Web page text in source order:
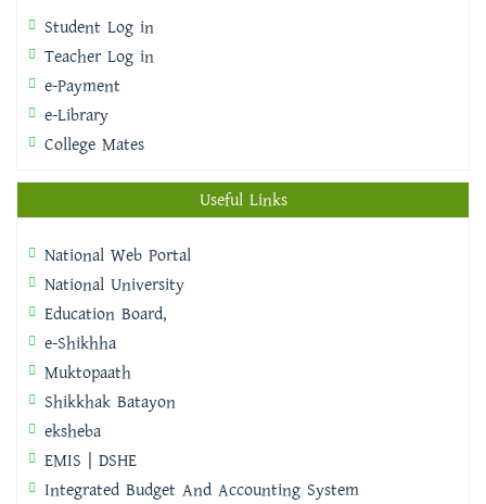
Student Log in
Teacher Log in
e-Payment
e-Library
College Mates
Useful Links
National Web Portal
National University
Education Board,
e-Shikhha
Muktopaath
Shikkhak Batayon
eksheba
EMIS | DSHE
Integrated Budget And Accounting System